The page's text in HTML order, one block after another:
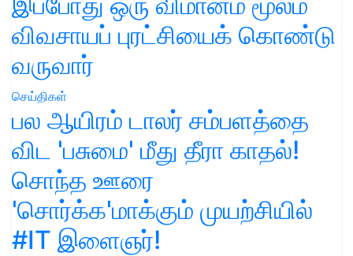
விவசாயப் புரட்சியைக் கொண்டு
வருவார்
செய்திகள்
பல ஆயிரம் டாலர் சம்பளத்தை
விட 'பசுமை' மீது தீரா காதல்!
சொந்த ஊரை
'சொர்க்க'மாக்கும் முயற்சியில்
#IT இளைஞர்!